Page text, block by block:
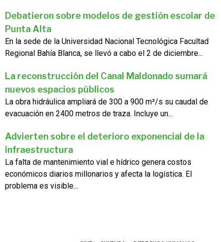
Debatieron sobre modelos de gestión escolar de
Punta Alta
En la sede de la Universidad Nacional Tecnológica Facultad
Regional Bahía Blanca, se llevó a cabo el 2 de diciembre...
La reconstrucción del Canal Maldonado sumará
nuevos espacios públicos
La obra hidráulica ampliará de 300 a 900 m³/s su caudal de
evacuación en 2400 metros de traza. Incluye un...
Advierten sobre el deterioro exponencial de la
infraestructura
La falta de mantenimiento vial e hídrico genera costos
económicos diarios millonarios y afecta la logística. El
problema es visible...